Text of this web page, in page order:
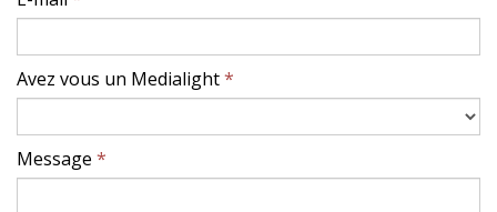
Avez vous un Medialight*
Message *